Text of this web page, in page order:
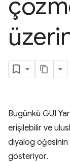
Bugünkü GUI
erişilebilir ve
diyalog öğesinin
gösteriyor.